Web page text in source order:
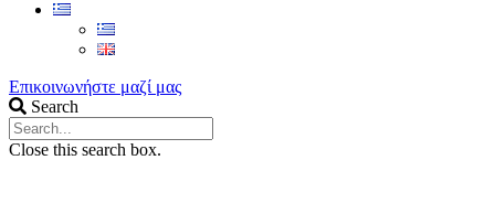
Επικοινωνήστε μαζί μας
Search
Close this search box.